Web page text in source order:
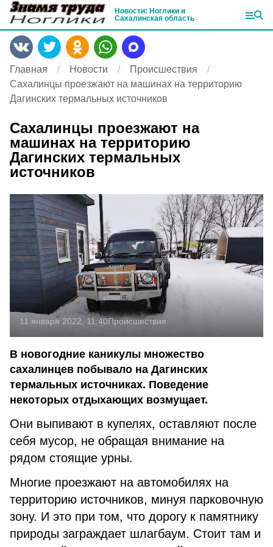
Новости: Ноглики и
Сахалинская область
Главная Новости
Происшествия
Сахалинцы проезжают на машинах на территорию
Дагинских термальных источников
Сахалинцы проезжают на
машинах на территорию
Дагинских термальных
источников
11 января 2022, 11:40Происшествия
В новогодние каникулы множество
сахалинцев побывало на Дагинских
термальных источниках. Поведение
некоторых отдыхающих возмущает.
Они выпивают в купелях, оставляют после
себя мусор, не обращая внимание на
рядом стоящие урны.
Многие проезжают на автомобилях на
территорию источников, минуя парковочную
зону. И это при том, что дорогу к памятнику
природы заграждает шлагбаум. Стоит там и